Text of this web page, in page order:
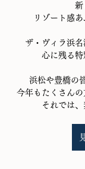
新
リゾート感
ザ・ヴィラ浜
心に残る特
浜松や豊橋の
今年もたくさんの
それでは